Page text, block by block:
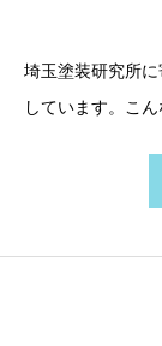
埼玉塗装研究所
しています。こ